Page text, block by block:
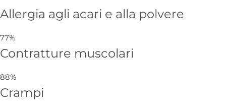
Allergia agli acari e alla polvere
77%
Contratture muscolari
88%
Crampi